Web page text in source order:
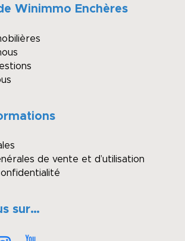
Winimmo Enchères
de vente et d’utilisation
sur…